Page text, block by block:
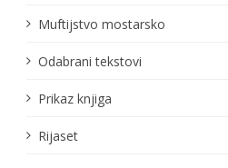
Muftijstvo mostarsko
Odabrani tekstovi
Prikaz knjiga
Rijaset